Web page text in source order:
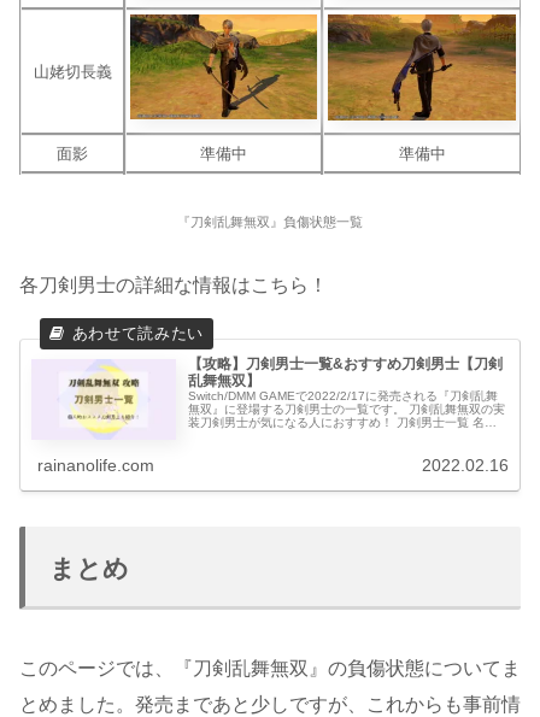
山姥切長義
面影 準備中 準備中
『刀剣乱舞無双』負傷状態一覧
各刀剣男士の詳細な情報はこちら！
【攻略】刀剣男士一覧&おすすめ刀剣男士【刀剣
乱舞無双】
Switch/DMM GAMEで2022/2/17に発売される『刀剣乱舞
無双』に登場する刀剣男士の一覧です。 刀剣乱舞無双の実
装刀剣男士が気になる人におすすめ！ 刀剣男士一覧 名前
rainanolife.com 2022.02.16
まとめ
このページでは、『刀剣乱舞無双』の負傷状態についてま
とめました。発売まであと少しですが、これからも事前情